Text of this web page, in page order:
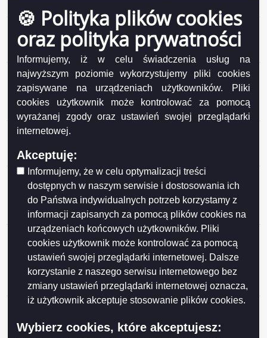
🍪 Polityka plików cookies
oraz polityka prywatności
Informujemy, iż w celu świadczenia usług na
najwyższym poziomie wykorzystujemy pliki cookies
zapisywane na urządzeniach użytkowników. Pliki
cookies użytkownik może kontrolować za pomocą
wyrażanej zgody oraz ustawień swojej przeglądarki
internetowej.
Akceptuję:
Informujemy, że w celu optymalizacji treści
dostępnych w naszym serwisie i dostosowania ich
do Państwa indywidualnych potrzeb korzystamy z
informacji zapisanych za pomocą plików cookies na
urządzeniach końcowych użytkowników. Pliki
cookies użytkownik może kontrolować za pomocą
ustawień swojej przeglądarki internetowej. Dalsze
korzystanie z naszego serwisu internetowego bez
zmiany ustawień przeglądarki internetowej oznacza,
iż użytkownik akceptuje stosowanie plików cookies.
Wybierz cookies, które akceptujesz:
Mieszkańców Suwałk do 2030 roku
Wyniki konsultacji społecznych projektu uchwały Rady
Miejskiej w Suwałkach w sprawie ustanowienia tytułu
honorowego Mecenas Suwalskiego Sportu
Ogłoszenie o konsultacjach z SRDPP projektu
uchwały Rady Miejskiej w Suwałkach w sprawie
ustanowienia tytułu honorowego Mecenas
Suwalskiego Sportu
Ogłoszenie o konsultacjach z SRDPP projektu
Mieszkańców Suwałk do 2030 roku
Wyniki konsultacji społecznych projektu uchwały Rady
Miejskiej w Suwałkach w sprawie określenia
warunków i trybu finansowania rozwoju sportu w
Mieście Suwałki
Wyniki konsultacji społecznych projektu uchwały Rady
Miejskiej w Suwałkach w sprawie określenia zasad,
trybu przyznawania i pozbawiania oraz rodzaju i
wysokości stypendiów sportowych oraz nagród i
wyróżnień w Mieście Suwałki
Wyniki konsultacji projektu Programu współpracy
2026